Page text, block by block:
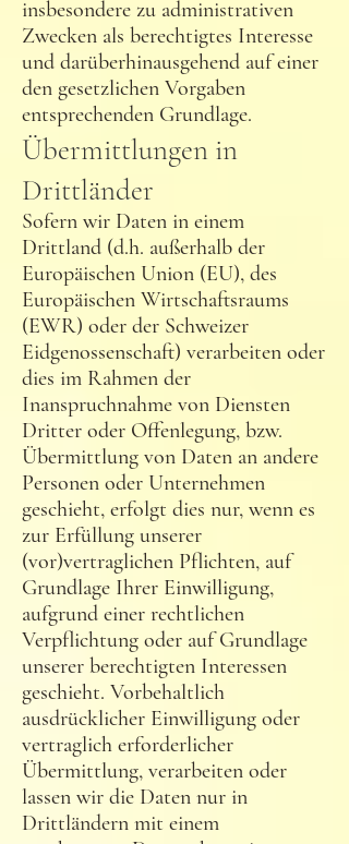
insbesondere zu administrativen
Zwecken als berechtigtes Interesse
und darüberhinausgehend auf einer
den gesetzlichen Vorgaben
entsprechenden Grundlage.
Übermittlungen in
Drittländer
Sofern wir Daten in einem
Drittland (d.h. außerhalb der
Europäischen Union (EU), des
Europäischen Wirtschaftsraums
(EWR) oder der Schweizer
Eidgenossenschaft) verarbeiten oder
dies im Rahmen der
Inanspruchnahme von Diensten
Dritter oder Offenlegung, bzw.
Übermittlung von Daten an andere
Personen oder Unternehmen
geschieht, erfolgt dies nur, wenn es
zur Erfüllung unserer
(vor)vertraglichen Pflichten, auf
Grundlage Ihrer Einwilligung,
aufgrund einer rechtlichen
Verpflichtung oder auf Grundlage
unserer berechtigten Interessen
geschieht. Vorbehaltlich
ausdrücklicher Einwilligung oder
vertraglich erforderlicher
Übermittlung, verarbeiten oder
lassen wir die Daten nur in
Drittländern mit einem